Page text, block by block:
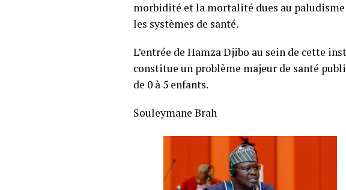
morbidité et la mortalité dues au
les systèmes de santé.
L’entrée de Hamza Djibo au sein de cette
constitue un problème majeur de santé
de 0 à 5 enfants.
Souleymane Brah